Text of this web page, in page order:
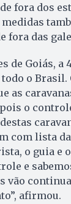
fora dos
fora das
de Goiás, a
o Brasil.
as
o
com lista
o guia e
e
vão
afirmou.